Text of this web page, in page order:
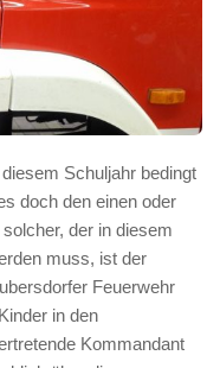
Schuljahr bedingt
doch den einen oder
der in diesem
muss, ist der
Feuerwehr
in den
Kommandant